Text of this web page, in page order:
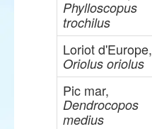
Phylloscopus
trochilus
Loriot d'Europe,
Oriolus oriolus
Pic mar,
Dendrocopos
medius